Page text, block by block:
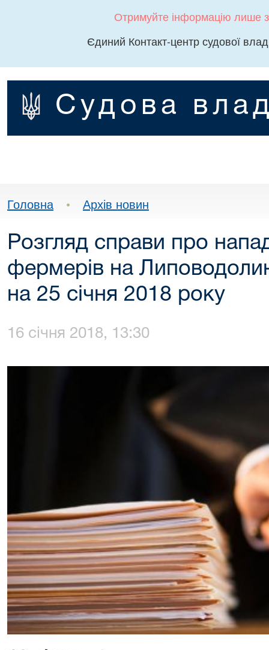
Отримуйте інформацію лише
Єдиний Контакт-центр судової
Судова
Головна • Архів новин
Розгляд справи про
фермерів на
на 25 січня 2018 року
16 січня 2018, 13:30